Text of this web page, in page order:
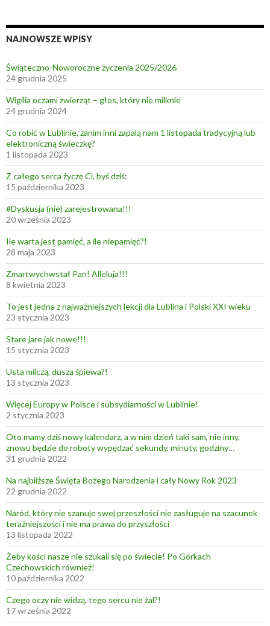
r
s
i
e
u
o
NAJNOWSZE WPISY
Świąteczno-Noworoczne życzenia 2025/2026
24 grudnia 2025
Wigilia oczami zwierząt – głos, który nie milknie
24 grudnia 2024
Co robić w Lublinie, zanim inni zapalą nam 1 listopada tradycyjną lub
elektroniczną świeczkę?
1 listopada 2023
Z całego serca życzę Ci, byś dziś:
15 października 2023
#Dyskusja (nie) zarejestrowana!!!
20 września 2023
Ile warta jest pamięć, a ile niepamięć?!
28 maja 2023
Zmartwychwstał Pan! Alleluja!!!
8 kwietnia 2023
To jest jedna z najważniejszych lekcji dla Lublina i Polski XXI wieku
23 stycznia 2023
Stare jare jak nowe!!!
15 stycznia 2023
Usta milczą, dusza śpiewa?!
13 stycznia 2023
Więcej Europy w Polsce i subsydiarności w Lublinie!
2 stycznia 2023
Oto mamy dziś nowy kalendarz, a w nim dzień taki sam, nie inny,
znowu będzie do roboty wypędzać sekundy, minuty, godziny…
31 grudnia 2022
Na najbliższe Święta Bożego Narodzenia i cały Nowy Rok 2023
22 grudnia 2022
Naród, który nie szanuje swej przeszłości nie zasługuje na szacunek
teraźniejszości i nie ma prawa do przyszłości
13 listopada 2022
Żeby kości nasze nie szukali się po świecie! Po Górkach
Czechowskich również!
10 października 2022
Czego oczy nie widzą, tego sercu nie żal?!
17 września 2022